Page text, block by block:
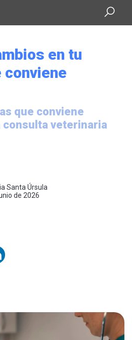
en tu
conviene
que conviene
consulta veterinaria
Santa Úrsula
de 2026